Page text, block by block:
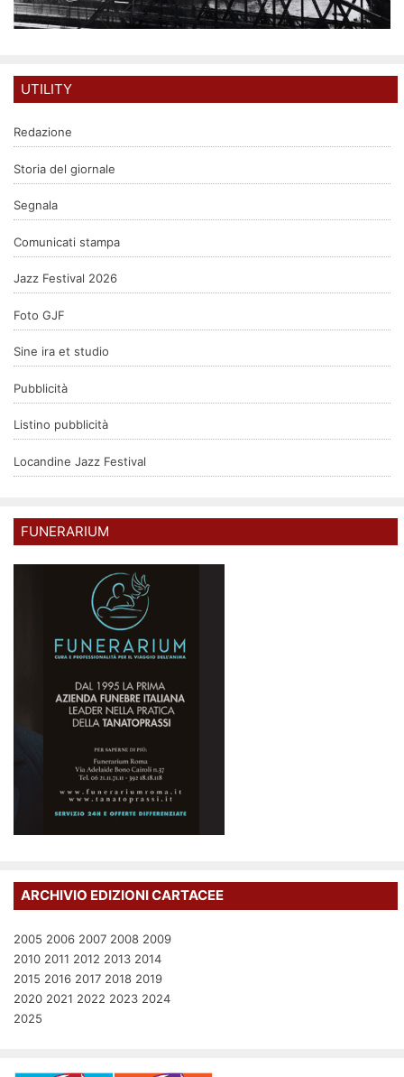
UTILITY
Redazione
Storia del giornale
Segnala
Comunicati stampa
Jazz Festival 2026
Foto GJF
Sine ira et studio
Pubblicità
Listino pubblicità
Locandine Jazz Festival
FUNERARIUM
ARCHIVIO EDIZIONI CARTACEE
2005 2006 2007 2008 2009
2010 2011 2012 2013 2014
2015 2016 2017 2018 2019
2020 2021 2022 2023 2024
2025